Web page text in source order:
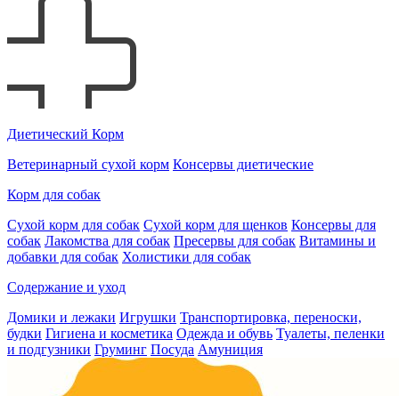
Диетический Корм
Ветеринарный сухой корм Консервы диетические
Корм для собак
Сухой корм для собак Сухой корм для щенков Консервы для
собак Лакомства для собак Пресервы для собак Витамины и
добавки для собак Холистики для собак
Содержание и уход
Домики и лежаки Игрушки Транспортировка, переноски,
будки Гигиена и косметика Одежда и обувь Туалеты, пеленки
и подгузники Груминг Посуда Амуниция